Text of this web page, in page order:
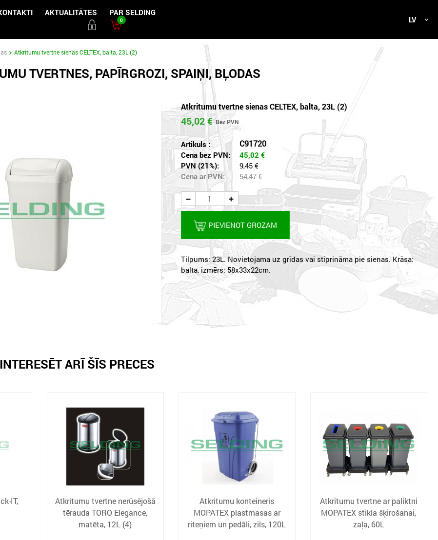
AKTUALITĀTES PAR SELDING
0 LV
Atkritumu tvertne sienas CELTEX, balta, 23L (2)
TVERTNES, PAPĪRGROZI, SPAIŅI, BĻODAS
Atkritumu tvertne sienas CELTEX, balta, 23L (2)
45,02 €
Artikuls : C91720
Cena bez PVN: 45,02 €
PVN (21%):
9,45 €
Cena ar PVN:
54,47 €
PIEVIENOT GROZAM
Tilpums: 23L. Novietojama uz grīdas vai stiprināma pie sienas. Krāsa:
balta, izmērs: 58x33x22cm.
ARĪ ŠĪS PRECES
IT,
Atkritumu tvertne nerūsējošā
tērauda TORO Elegance,
matēta, 12L (4)
Atkritumu konteineris
MOPATEX plastmasas ar
riteņiem un pedāli, zils, 120L
Atkritumu tvertne ar paliktni
MOPATEX stikla šķirošanai,
zaļa, 60L